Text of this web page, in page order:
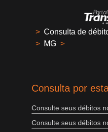
> Consulta de
> MG >
Consulta por
Consulte seus débitos
Consulte seus débitos